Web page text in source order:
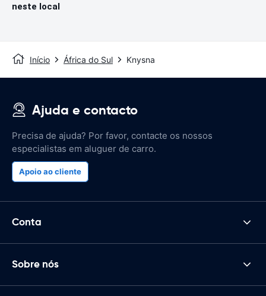
neste local
Início África do Sul Knysna
Ajuda e contacto
Precisa de ajuda? Por favor, contacte os nossos
especialistas em aluguer de carro.
Apoio ao cliente
Conta
Sobre nós